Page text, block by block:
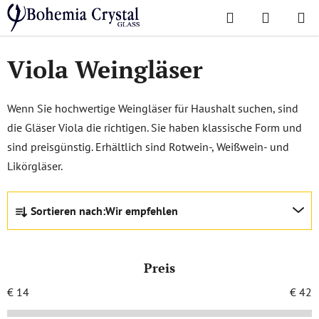
Zum
Inhalt
springen
Suchen
Startseite
/ Lieblingskollektionen / Viola
Viola Weingläser
Wenn Sie hochwertige Weingläser für Haushalt suchen, sind
die Gläser Viola die richtigen. Sie haben klassische Form und
sind preisgünstig. Erhältlich sind Rotwein-, Weißwein- und
Likörgläser.
P
o
k
t
Sortieren nach:Wir empfehlen
Preis
€ 14 € 42